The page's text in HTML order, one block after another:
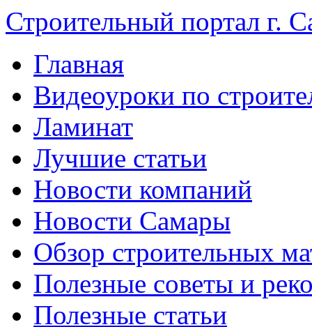
Строительный портал г.
Главная
Видеоуроки по
Ламинат
Лучшие статьи
Новости компаний
Новости Самары
Обзор строительных
Полезные советы и
Полезные статьи